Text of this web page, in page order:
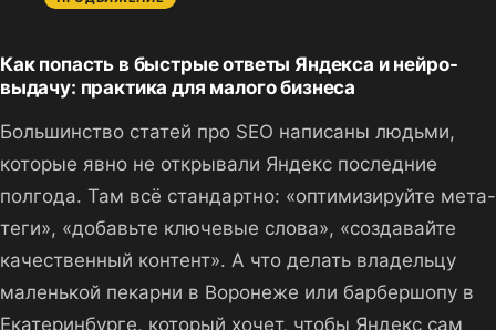
Как попасть в быстрые ответы Яндекса и нейро-
выдачу: практика для малого бизнеса
Большинство статей про SEO написаны людьми,
которые явно не открывали Яндекс последние
полгода. Там всё стандартно: «оптимизируйте мета-
теги», «добавьте ключевые слова», «создавайте
качественный контент». А что делать владельцу
маленькой пекарни в Воронеже или барбершопу в
Екатеринбурге, который хочет, чтобы Яндекс сам